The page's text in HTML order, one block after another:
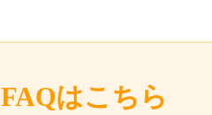
FAQはこちら